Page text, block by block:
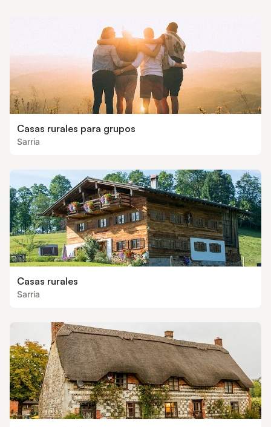
Casas rurales para grupos
Sarria
Casas rurales
Sarria